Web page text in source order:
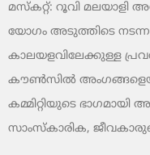
മസ്കറ്റ്: റൂവി
യോഗം അടുത്തിടെ
കാലയളവിലേക്കുള്ള
കൗൺസിൽ
കമ്മിറ്റിയുടെ
സാംസ്‌കാരിക,